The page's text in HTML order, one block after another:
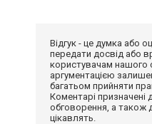
Відгук - це думка або
передати досвід або
користувачам нашого
аргументацією
багатьом прийняти
Коментарі призначені
обговорення, а також
цікавлять.